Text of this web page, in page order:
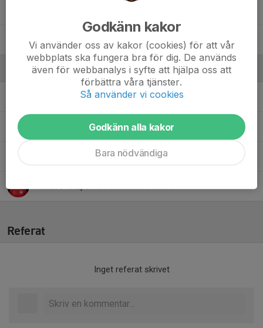
17. Vera Lindgren
Ledare
Alexander LundqvistHuvudtränare
Assisterande tränare
Assisterande tränare
Rickard KnapeAssisterande tränare
Referat
Inget referat skrivet
Godkänn kakor
Vi använder oss av kakor (cookies) för att vår
webbplats ska fungera bra för dig. De används
även för webbanalys i syfte att hjälpa oss att
förbättra våra tjänster.
Så använder vi cookies
Godkänn alla kakor
Bara nödvändiga